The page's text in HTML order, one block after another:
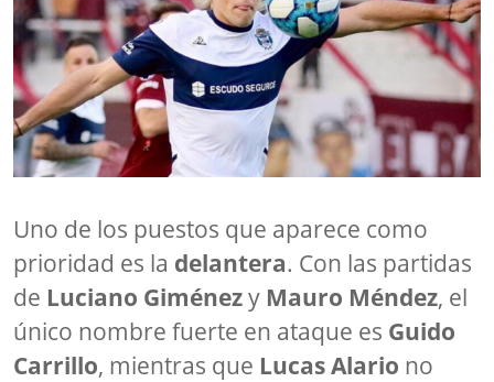
Uno de los puestos que aparece como
prioridad es la delantera. Con las partidas
de Luciano Giménezy Mauro Méndez, el
único nombre fuerte en ataque es Guido
Carrillo, mientras que Lucas Alario no